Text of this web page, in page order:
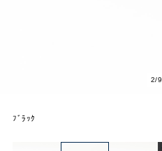
2/9
ﾌﾞﾗｯｸ